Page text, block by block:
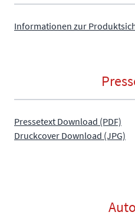
Informationen zur
Pressetext Download (PDF)
Druckcover Download (JPG)